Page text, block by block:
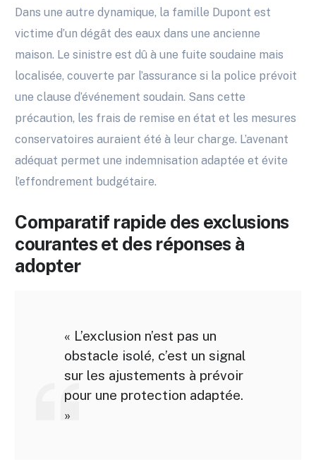
Dans une autre dynamique, la famille Dupont est
victime d’un dégât des eaux dans une ancienne
maison. Le sinistre est dû à une fuite soudaine mais
localisée, couverte par l’assurance si la police prévoit
une clause d’événement soudain. Sans cette
précaution, les frais de remise en état et les mesures
conservatoires auraient été à leur charge. L’avenant
adéquat permet une indemnisation adaptée et évite
l’effondrement budgétaire.
Comparatif rapide des exclusions
courantes et des réponses à
adopter
« L’exclusion n’est pas un
obstacle isolé, c’est un signal
sur les ajustements à prévoir
pour une protection adaptée.
»